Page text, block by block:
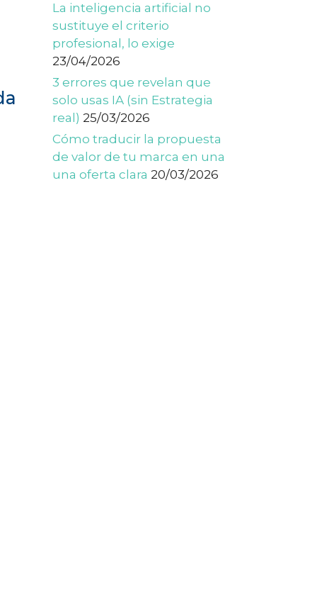
La inteligencia artificial no
sustituye el criterio
profesional, lo exige
23/04/2026
3 errores que revelan que
solo usas IA (sin Estrategia
real) 25/03/2026
Cómo traducir la propuesta
de valor de tu marca en una
una oferta clara 20/03/2026